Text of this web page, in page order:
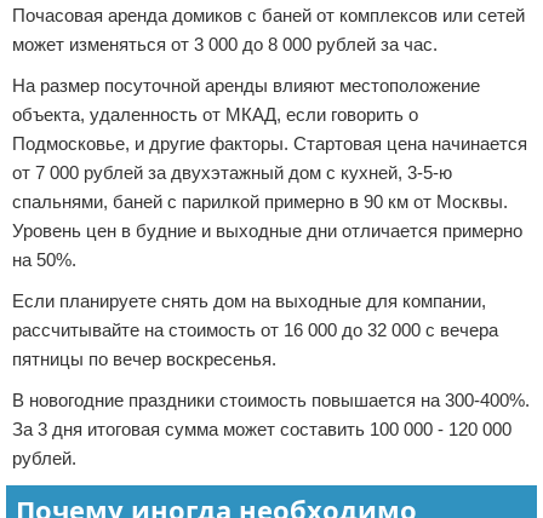
Почасовая аренда домиков с баней от комплексов или сетей
может изменяться от 3 000 до 8 000 рублей за час.
На размер посуточной аренды влияют местоположение
объекта, удаленность от МКАД, если говорить о
Подмосковье, и другие факторы. Стартовая цена начинается
от 7 000 рублей за двухэтажный дом с кухней, 3-5-ю
спальнями, баней с парилкой примерно в 90 км от Москвы.
Уровень цен в будние и выходные дни отличается примерно
на 50%.
Если планируете снять дом на выходные для компании,
рассчитывайте на стоимость от 16 000 до 32 000 с вечера
пятницы по вечер воскресенья.
В новогодние праздники стоимость повышается на 300-400%.
За 3 дня итоговая сумма может составить 100 000 - 120 000
рублей.
Почему иногда необходимо